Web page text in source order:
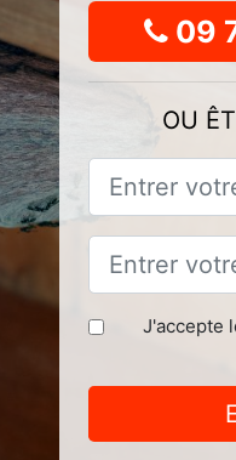
09
OU
J'accepte